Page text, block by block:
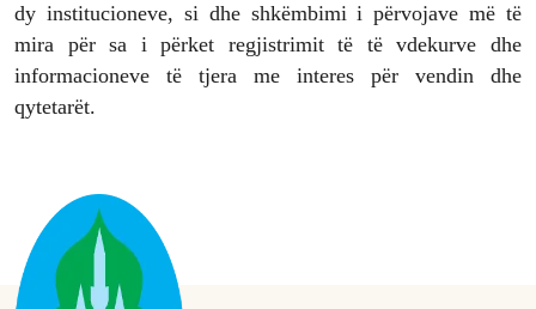
dy institucioneve, si dhe shkëmbimi i përvojave më të
mira për sa i përket regjistrimit të të vdekurve dhe
informacioneve të tjera me interes për vendin dhe
qytetarët.